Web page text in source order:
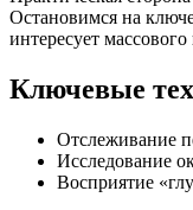
Остановимся на
интересует массового
Ключевые
Отслеживание
Исследование
Восприятие